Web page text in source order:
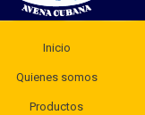
Inicio
Quienes somos
Productos